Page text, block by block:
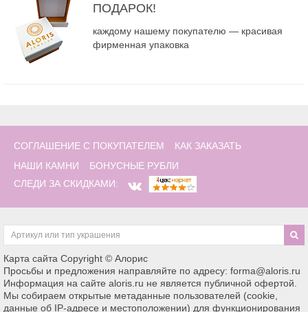
ПОДАРОК!
каждому нашему покупателю — красивая
фирменная упаковка
СОГЛАШЕНИЕ С ПОКУПАТЕЛЕМ
КАК ЗАКАЗАТЬ
НАШИ КАМНИ
БОНУСНЫЕ РУБЛИ
СЛЕДИ ЗА СКИДКАМИ:
Карта сайта Copyright © Алорис
Просьбы и предложения направляйте по адресу: forma@aloris.ru
Информация на сайте aloris.ru не является публичной офертой.
Мы собираем открытые метаданные пользователей (cookie,
данные об IP-адресе и местоположении) для функционирования